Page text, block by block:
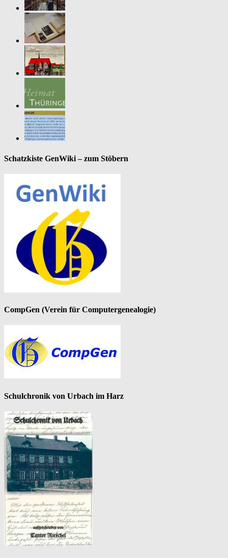
Schatzkiste GenWiki – zum Stöbern
CompGen (Verein für Computergenealogie)
Schulchronik von Urbach im Harz